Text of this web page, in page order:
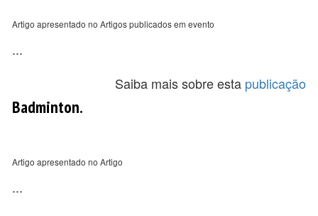
Artigo apresentado no Artigos publicados em evento
...
Saiba mais sobre esta publicação
Badminton.
Artigo apresentado no Artigo
...